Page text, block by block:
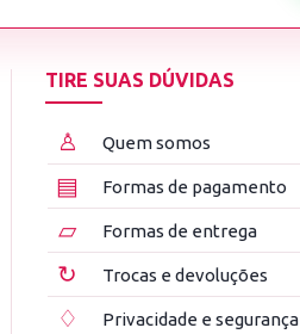
TIRE SUAS DÚVIDAS
♙ Quem somos
▤ Formas de pagamento
▱ Formas de entrega
↻ Trocas e devoluções
♢ Privacidade e segurança